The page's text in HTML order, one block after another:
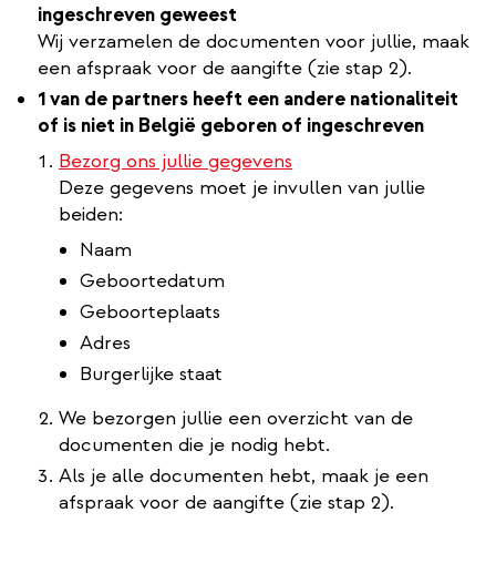
ingeschreven geweest
Wij verzamelen de documenten voor jullie, maak
een afspraak voor de aangifte (zie stap 2).
1 van de partners heeft een andere nationaliteit
of is niet in België geboren of ingeschreven
Bezorg ons jullie gegevens
Deze gegevens moet je invullen van jullie
beiden:
Naam
Geboortedatum
Geboorteplaats
Adres
Burgerlijke staat
We bezorgen jullie een overzicht van de
documenten die je nodig hebt.
Als je alle documenten hebt, maak je een
afspraak voor de aangifte (zie stap 2).